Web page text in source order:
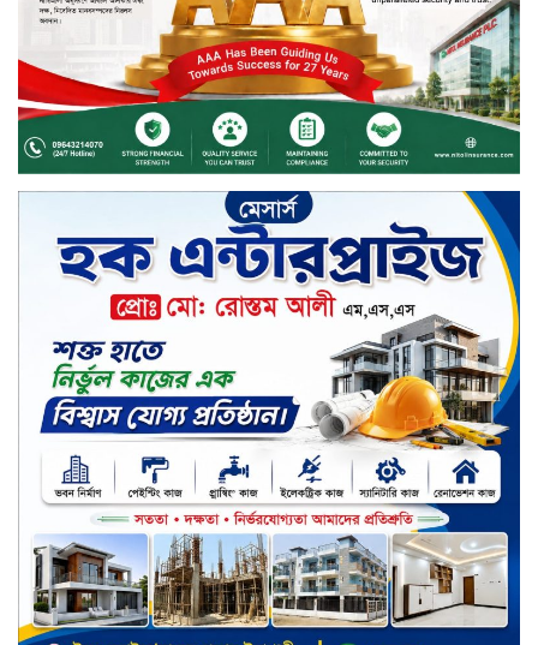
দীর্ঘস্থায়ী ৭,৫০০ এমএএইচ ব্যাটারি
এবং শক্তিশালী গরিলা গ্লাস ৭আই সুরক্ষা
নিয়ে শাওমি উন্মোচন করল নতুন রেডমি
১৭
খালেদা জিয়ার গাড়ীতে হামলাকারী
রুবেলের গোত্রীয় সন্ত্রাসীদের গ্রেফতারের
দাবি
ক্যাশলেস বাংলাদেশ বিনির্মাণে
ইসলামী ব্যাংকের উদ্যোগে বাংলা
কিউআর নিয়ে বিশিষ্ট আলেমদের সঙ্গে
মতবিনিময় সভা অনুষ্ঠিত
‘শেখ হাসিনা ডিসেম্বরে ফিরলে গণহত্যার
দায় নিয়ে কারাগারে যাবেন,’ আইনমন্ত্রী
মধ্যরাতে শাহজালাল বিমানবন্দরের
বলাকা লাউঞ্জে অগ্নিকাণ্ড
নিরাপদ ও স্বল্পব্যয়ে ক্যাশলেস লেনদেন
গড়তে কাজ করছে বাংলাদেশ ব্যাংক:
গভর্নর